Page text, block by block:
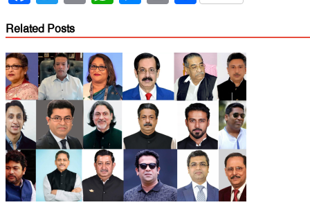
Related Posts